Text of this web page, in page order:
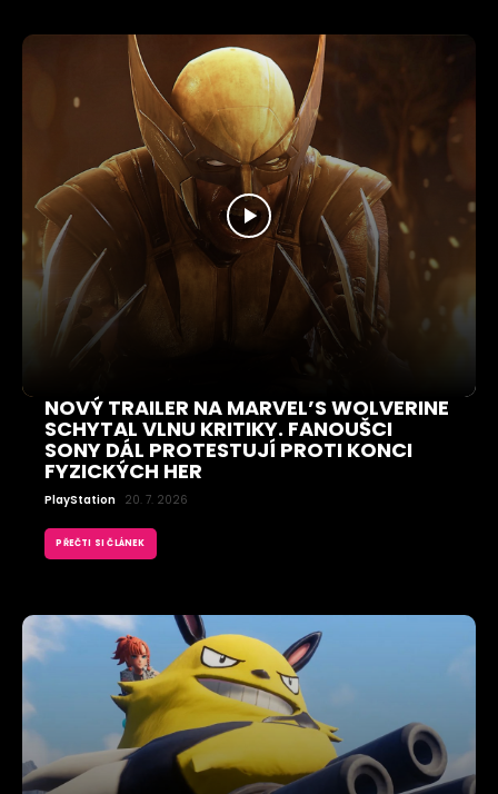
NOVÝ TRAILER NA MARVEL’S WOLVERINE
SCHYTAL VLNU KRITIKY. FANOUŠCI
SONY DÁL PROTESTUJÍ PROTI KONCI
FYZICKÝCH HER
PlayStation 20. 7. 2026
PŘEČTI SI ČLÁNEK